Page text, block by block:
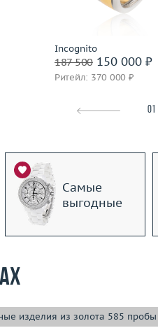
Incognito
187 500150 000 ₽
Ритейл: 370 000 ₽
Подробнее
01
Самые
выгодные
изделия из золота 585 пробы